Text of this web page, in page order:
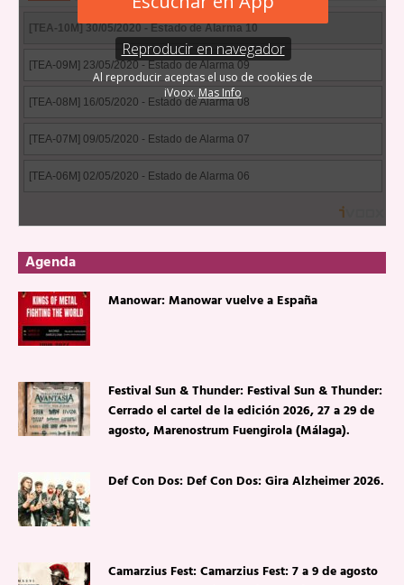
Agenda
Manowar: Manowar vuelve a España
Festival Sun & Thunder: Festival Sun & Thunder:
Cerrado el cartel de la edición 2026, 27 a 29 de
agosto, Marenostrum Fuengirola (Málaga).
Def Con Dos: Def Con Dos: Gira Alzheimer 2026.
Camarzius Fest: Camarzius Fest: 7 a 9 de agosto